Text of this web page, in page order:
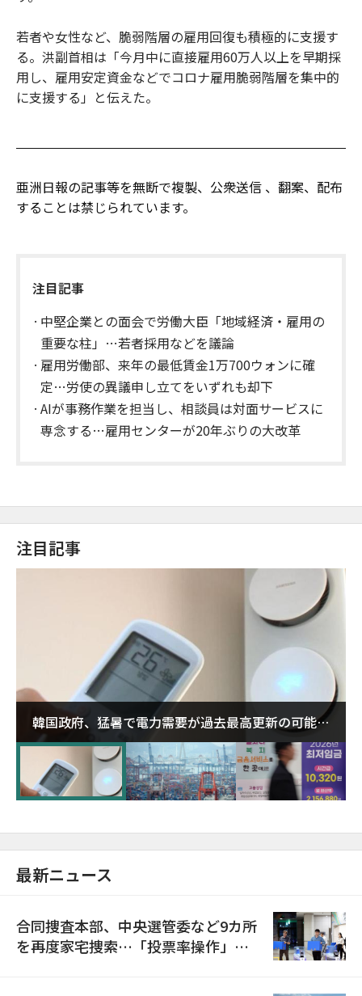
若者や女性など、脆弱階層の雇用回復も積極的に支援す
る。洪副首相は「今月中に直接雇用60万人以上を早期採
用し、雇用安定資金などでコロナ雇用脆弱階層を集中的
に支援する」と伝えた。
亜洲日報の記事等を無断で複製、公衆送信 、翻案、配布
することは禁じられています。
注目記事
中堅企業との面会で労働大臣「地域経済・雇用の
重要な柱」…若者採用などを議論
雇用労働部、来年の最低賃金1万700ウォンに確
定…労使の異議申し立てをいずれも却下
AIが事務作業を担当し、相談員は対面サービスに
専念する…雇用センターが20年ぶりの大改革
注目記事
韓国政府、猛暑で電力需要が過去最高更新の可能性
に需給対応体制を点検
最新ニュース
合同捜査本部、中央選管委など9カ所
を再度家宅捜索…「投票率操作」の